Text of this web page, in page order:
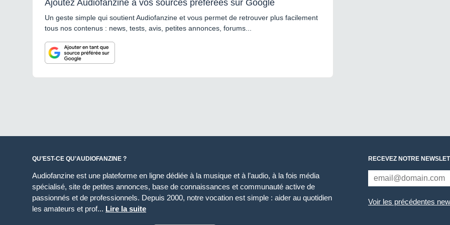
Ajoutez Audiofanzine à vos sources préférées sur Google
Un geste simple qui soutient Audiofanzine et vous permet de retrouver plus facilement
tous nos contenus : news, tests, avis, petites annonces, forums...
QU’EST-CE QU’AUDIOFANZINE ?
Audiofanzine est une plateforme en ligne dédiée à la musique et à l’audio, à la fois média
spécialisé, site de petites annonces, base de connaissances et communauté active de
passionnés et de professionnels. Depuis 2000, notre vocation est simple : aider au quotidien
les amateurs et prof... Lire la suite
RECEVEZ NOTRE
Voir les précédentes